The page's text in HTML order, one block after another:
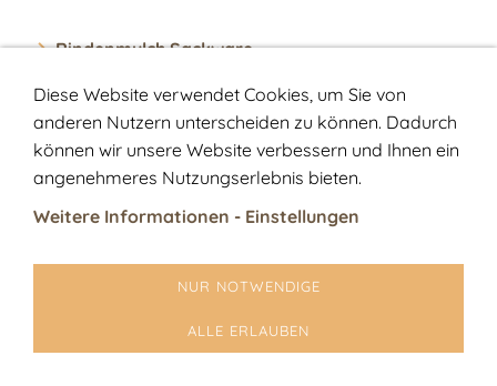
Rindenmulch Sackware
KontaktSitemapAGB WiderrufsrechtDatenschutz Impressum
LiefergebührenWarenkorb
Diese Website verwendet Cookies, um Sie von
anderen Nutzern unterscheiden zu können. Dadurch
können wir unsere Website verbessern und Ihnen ein
angenehmeres Nutzungserlebnis bieten.
Weitere Informationen - Einstellungen
NUR NOTWENDIGE
ALLE ERLAUBEN